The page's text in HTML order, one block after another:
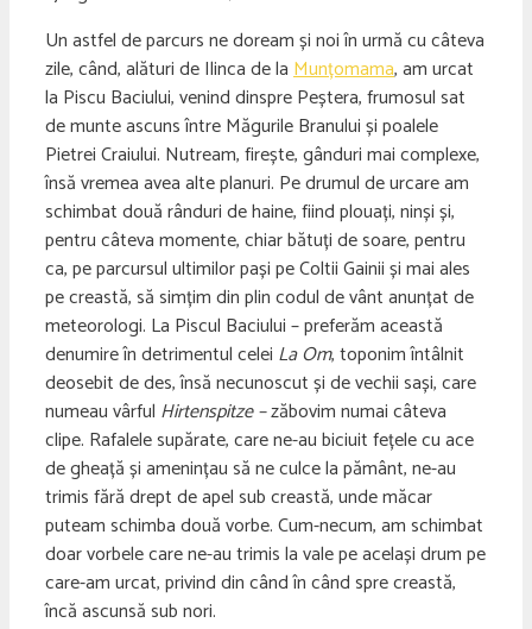
Un astfel de parcurs ne doream și noi în urmă cu câteva
zile, când, alături de Ilinca de laMunțomama, am urcat
la Piscu Baciului, venind dinspre Peștera, frumosul sat
de munte ascuns între Măgurile Branului și poalele
Pietrei Craiului. Nutream, firește, gânduri mai complexe,
însă vremea avea alte planuri. Pe drumul de urcare am
schimbat două rânduri de haine, fiind plouați, ninși și,
pentru câteva momente, chiar bătuți de soare, pentru
ca, pe parcursul ultimilor pași pe Coltii Gainii și mai ales
pe creastă, să simțim din plin codul de vânt anunțat de
meteorologi. La Piscul Baciului – preferăm această
denumire în detrimentul celei La Om, toponim întâlnit
deosebit de des, însă necunoscut și de vechii sași, care
numeau vârful Hirtenspitze –zăbovim numai câteva
clipe. Rafalele supărate, care ne-au biciuit fețele cu ace
de gheață și amenințau să ne culce la pământ, ne-au
trimis fără drept de apel sub creastă, unde măcar
puteam schimba două vorbe. Cum-necum, am schimbat
doar vorbele care ne-au trimis la vale pe același drum pe
care-am urcat, privind din când în când spre creastă,
încă ascunsă sub nori.